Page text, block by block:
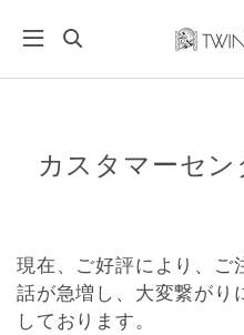
カスタマーセ
現在、ご好評により、ご
話が急増し、大変繋がり
しております。